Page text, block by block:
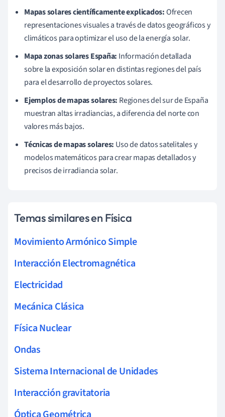
Mapas solares científicamente explicados:Ofrecen
representaciones visuales a través de datos geográficos y
climáticos para optimizar el uso de la energía solar.
Mapa zonas solares España: Información detallada
sobre la exposición solar en distintas regiones del país
para el desarrollo de proyectos solares.
Ejemplos de mapas solares: Regiones del sur de España
muestran altas irradiancias, a diferencia del norte con
valores más bajos.
Técnicas de mapas solares: Uso de datos satelitales y
modelos matemáticos para crear mapas detallados y
precisos de irradiancia solar.
Temas similares en Física
Movimiento Armónico Simple
Interacción Electromagnética
Electricidad
Mecánica Clásica
Física Nuclear
Ondas
Sistema Internacional de Unidades
Interacción gravitatoria